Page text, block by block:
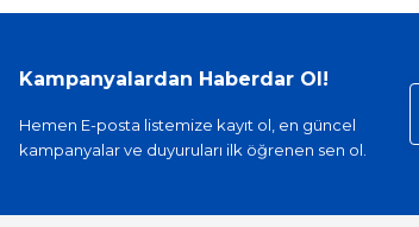
Kampanyalardan Haberdar Ol!
Hemen E-posta listemize kayıt ol, en güncel
kampanyalar ve duyuruları ilk öğrenen sen ol.